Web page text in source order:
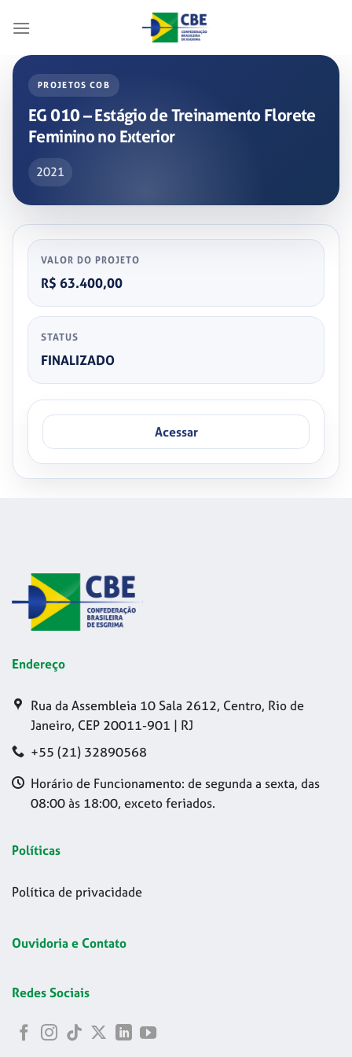
PROJETOS COB
EG 010 – Estágio de Treinamento Florete
Feminino no Exterior
2021
VALOR DO PROJETO
R$ 63.400,00
STATUS
FINALIZADO
Acessar
Endereço
Rua da Assembleia 10 Sala 2612, Centro, Rio de
Janeiro, CEP 20011-901 | RJ
+55 (21) 32890568
Horário de Funcionamento: de segunda a sexta, das
08:00 às 18:00, exceto feriados.
Políticas
Política de privacidade
Ouvidoria e Contato
Redes Sociais